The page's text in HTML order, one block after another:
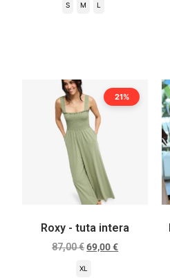
S M L
21%
Roxy - tuta intera
87,00€69,00€
XL